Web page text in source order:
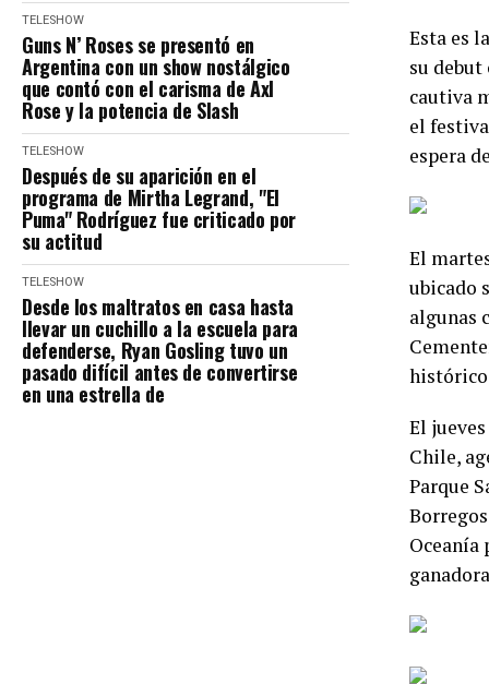
TELESHOW
Guns N’ Roses se presentó en
Argentina con un show nostálgico
que contó con el carisma de Axl
Rose y la potencia de Slash
TELESHOW
Después de su aparición en el
programa de Mirtha Legrand, "El
Puma" Rodríguez fue criticado por
su actitud
TELESHOW
Desde los maltratos en casa hasta
llevar un cuchillo a la escuela para
defenderse, Ryan Gosling tuvo un
pasado difícil antes de convertirse
en una estrella de
Esta es
su debut
cautiva
el
espera
El
ubicado
algunas
histórico
El
Chile,
Parque
Oceanía